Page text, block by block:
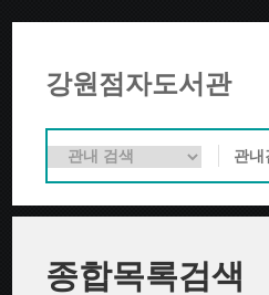
강원점자도서관
종합목록검색